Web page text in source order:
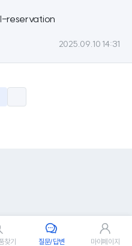
reservation
2025.09.10 14:31
찾기 질문/답변 마이페이지